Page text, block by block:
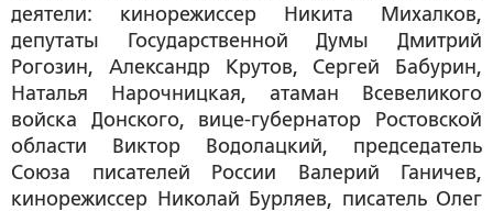
деятели: кинорежиссер Никита Михалков,
депутаты Государственной Думы Дмитрий
Рогозин, Александр Крутов, Сергей Бабурин,
Наталья Нарочницкая, атаман Всевеликого
войска Донского, вице-губернатор Ростовской
области Виктор Водолацкий, председатель
Союза писателей России Валерий Ганичев,
кинорежиссер Николай Бурляев, писатель Олег